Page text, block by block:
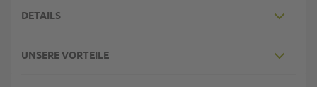
DETAILS
UNSERE VORTEILE